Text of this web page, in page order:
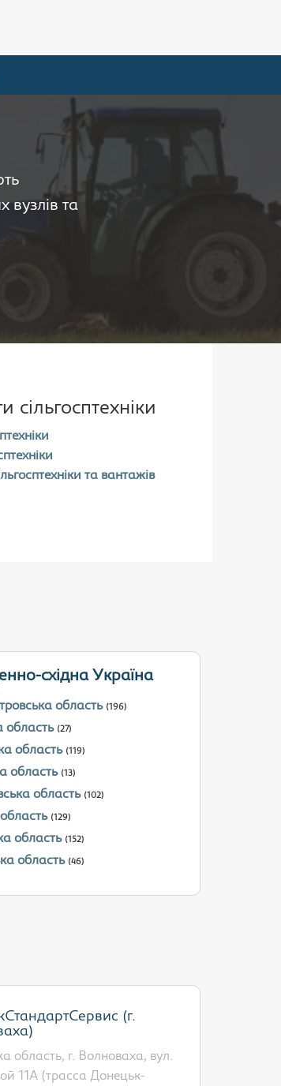
вузлів та
сільгосптехніки
та вантажів
східна Україна
область (196)
область (27)
область (119)
область (13)
область (102)
(129)
область (152)
область (46)
(г.
область, г. Волноваха, вул.
11A (трасса Донецьк-